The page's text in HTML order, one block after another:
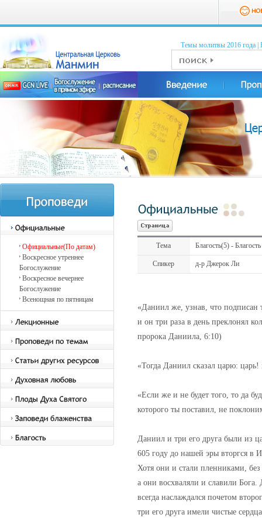
Темы молитвы 2016 годa
Официальные(По датам)
Воскресное утреннее
Богослужение
Воскресное вечернее
Богослужение
Всенощная по пятницам
Тема Благость(5) -
Спикер д-р Джерок Ли
«Даниил же, узнав, что подписан
и он три раза в день преклонял
пророка Даниила, 6:10)
«Тогда Даниил сказал царю:
«Если же и не будет того, то да
которого ты поставил, не
Даниил и три его друга были из
605 году до нашей эры вторгся в
Хотя они и стали пленниками,
а они восхваляли и славили
всегда наслаждался почетом
три его друга имели чистые